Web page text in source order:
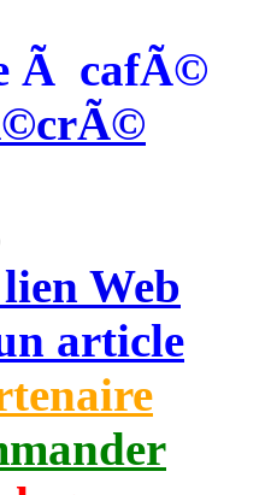
Ã cafÃ©
Web
article